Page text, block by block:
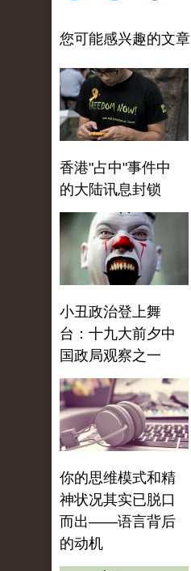
您可能感兴趣的文章
香港"占中"事件中
的大陆讯息封锁
小丑政治登上舞
台：十九大前夕中
国政局观察之一
你的思维模式和精
神状况其实已脱口
而出——语言背后
的动机